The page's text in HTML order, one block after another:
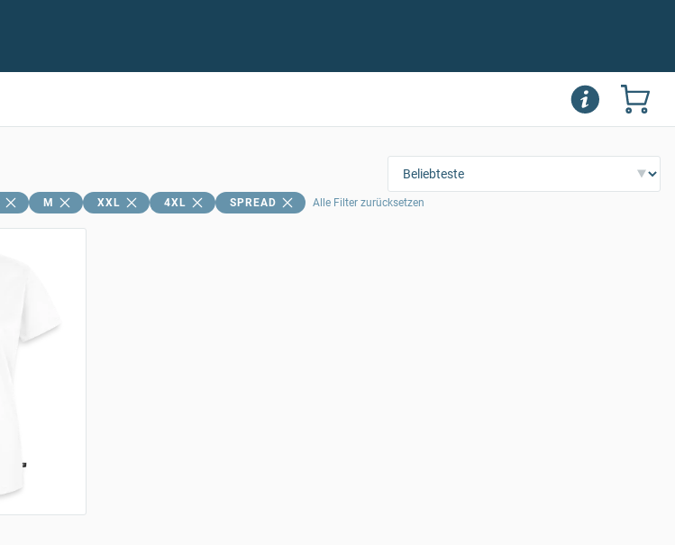
M XXL 4XL SPREAD Alle Filter zurücksetzen